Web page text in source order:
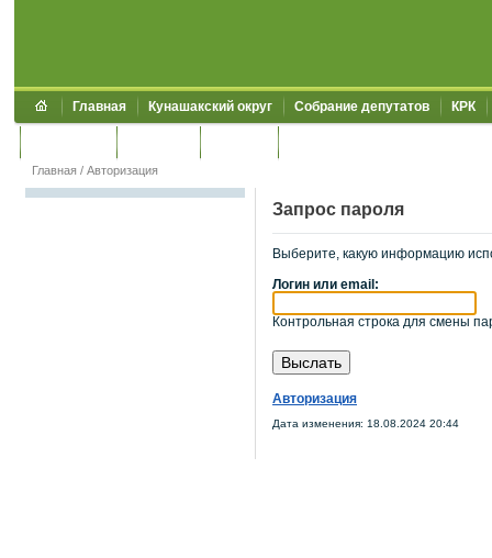
Главная Кунашакский округ Собрание депутатов КРК
Главная / Авторизация
Запрос пароля
Выберите, какую информацию
Логин или email:
Контрольная строка для смены
Авторизация
Дата изменения: 18.08.2024 20:44